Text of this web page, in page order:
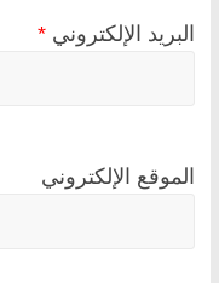
البريد الإلكتروني *
الموقع الإلكتروني